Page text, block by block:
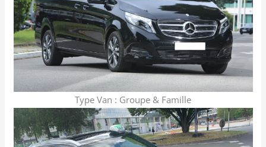
Type Van : Groupe & Famille